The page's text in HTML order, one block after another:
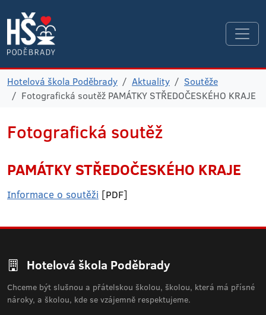
Hotelová škola Poděbrady Aktuality
Soutěže
Fotografická soutěž PAMÁTKY STŘEDOČESKÉHO KRAJE
Fotografická soutěž
PAMÁTKY STŘEDOČESKÉHO KRAJE
Informace o soutěži [PDF]
Hotelová škola Poděbrady
Chceme být slušnou a přátelskou školou, školou, která má přísné
nároky, a školou, kde se vzájemně respektujeme.